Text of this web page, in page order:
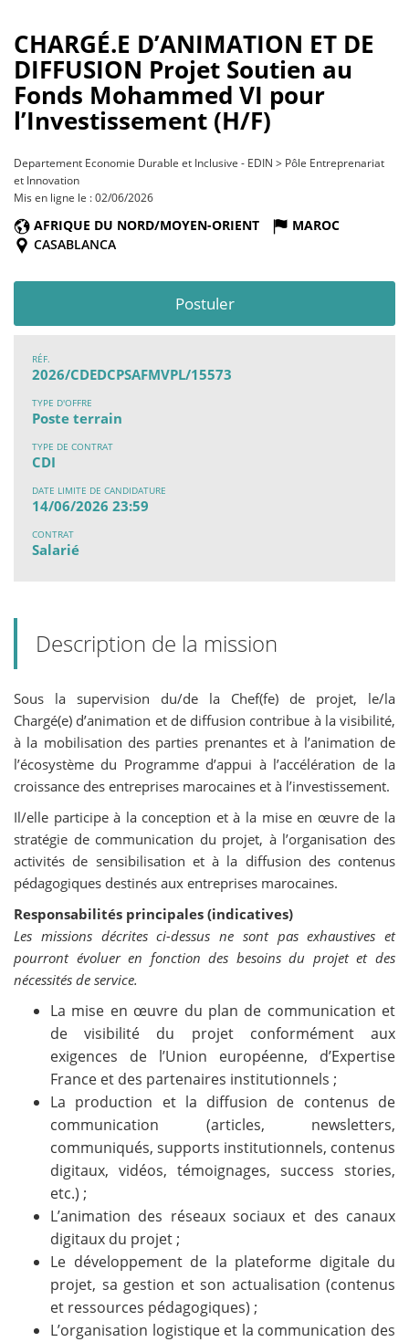
CHARGÉ.E D’ANIMATION ET DE
DIFFUSION Projet Soutien au
Fonds Mohammed VI pour
l’Investissement (H/F)
Departement Economie Durable et Inclusive - EDIN > Pôle Entreprenariat
et Innovation
Mis en ligne le : 02/06/2026
AFRIQUE DU NORD/MOYEN-ORIENT
MAROC
CASABLANCA
Postuler
RÉF.
2026/CDEDCPSAFMVPL/15573
TYPE D'OFFRE
Poste terrain
TYPE DE CONTRAT
CDI
DATE LIMITE DE CANDIDATURE
14/06/2026 23:59
CONTRAT
Salarié
Description de la mission
Sous la supervision du/de la Chef(fe) de projet, le/la
Chargé(e) d’animation et de diffusion contribue à la visibilité,
à la mobilisation des parties prenantes et à l’animation de
l’écosystème du Programme d’appui à l’accélération de la
croissance des entreprises marocaines et à l’investissement.
Il/elle participe à la conception et à la mise en œuvre de la
stratégie de communication du projet, à l’organisation des
activités de sensibilisation et à la diffusion des contenus
pédagogiques destinés aux entreprises marocaines.
Responsabilités principales (indicatives)
Les missions décrites ci-dessus ne sont pas exhaustives et
pourront évoluer en fonction des besoins du projet et des
nécessités de service.
La mise en œuvre du plan de communication et
de visibilité du projet conformément aux
exigences de l’Union européenne, d’Expertise
France et des partenaires institutionnels ;
La production et la diffusion de contenus de
communication (articles, newsletters,
communiqués, supports institutionnels, contenus
digitaux, vidéos, témoignages, success stories,
etc.) ;
L’animation des réseaux sociaux et des canaux
digitaux du projet ;
Le développement de la plateforme digitale du
projet, sa gestion et son actualisation (contenus
et ressources pédagogiques) ;
L’organisation logistique et la communication des